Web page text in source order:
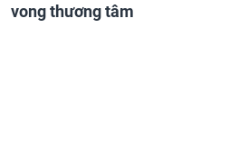
vong thương tâm